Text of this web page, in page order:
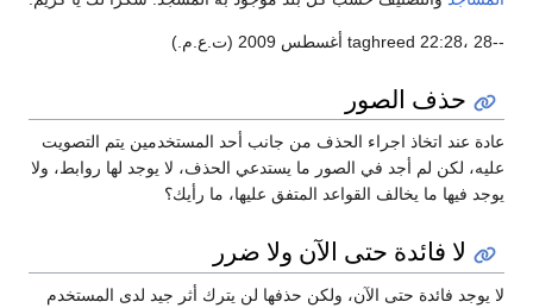
حذف الصور
عند اتخاذ اجراء الحذف من جانب أحد المستخدمين يتم التصويت
لكن لم أجد في الصور ما يستدعي الحذف، لا يوجد لها روابط، ولا
فيها ما يخالف القواعد المتفق عليها، ما رأيك؟
لا فائدة حتى الآن ولا ضرر
يوجد فائدة حتى الآن، ولكن حذفها لن يترك أثر جيد لدى المستخدم